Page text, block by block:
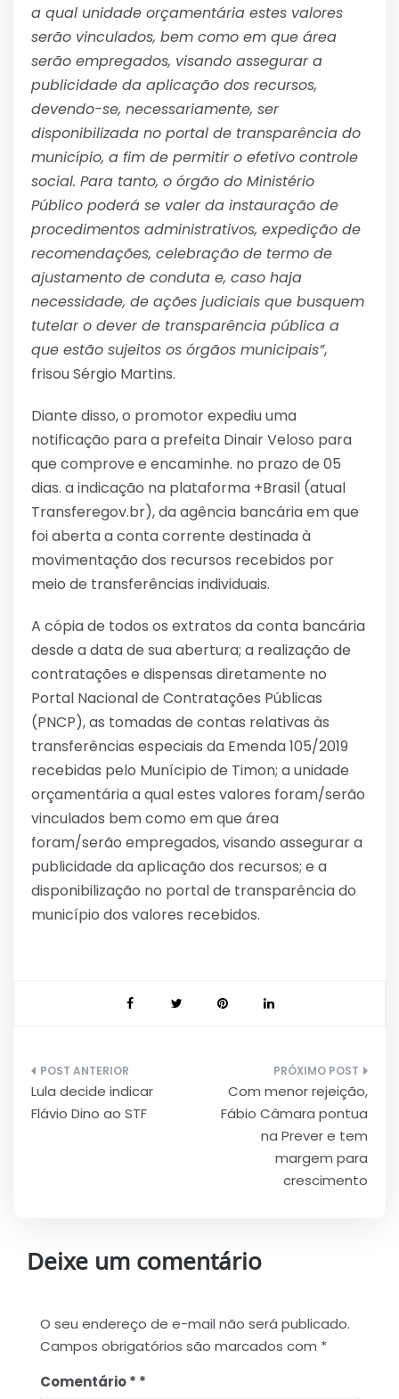
a qual unidade orçamentária estes valores
serão vinculados, bem como em que área
serão empregados, visando assegurar a
publicidade da aplicação dos recursos,
devendo-se, necessariamente, ser
disponibilizada no portal de transparência do
município, a fim de permitir o efetivo controle
social. Para tanto, o órgão do Ministério
Público poderá se valer da instauração de
procedimentos administrativos, expedição de
recomendações, celebração de termo de
ajustamento de conduta e, caso haja
necessidade, de ações judiciais que busquem
tutelar o dever de transparência pública a
que estão sujeitos os órgãos municipais”,
frisou Sérgio Martins.
Diante disso, o promotor expediu uma
notificação para a prefeita Dinair Veloso para
que comprove e encaminhe. no prazo de 05
dias. a indicação na plataforma +Brasil (atual
Transferegov.br), da agência bancária em que
foi aberta a conta corrente destinada à
movimentação dos recursos recebidos por
meio de transferências individuais.
A cópia de todos os extratos da conta bancária
desde a data de sua abertura; a realização de
contratações e dispensas diretamente no
Portal Nacional de Contratações Públicas
(PNCP), as tomadas de contas relativas às
transferências especiais da Emenda 105/2019
recebidas pelo Munícipio de Timon; a unidade
orçamentária a qual estes valores foram/serão
vinculados bem como em que área
foram/serão empregados, visando assegurar a
publicidade da aplicação dos recursos; e a
disponibilização no portal de transparência do
município dos valores recebidos.
Navegação
de
Lula decide indicar
Flávio Dino ao STF
Com menor rejeição,
Fábio Câmara pontua
na Prever e tem
margem para
crescimento
Deixe um comentário
O seu endereço de e-mail não será publicado.
Campos obrigatórios são marcados com *
Comentário*